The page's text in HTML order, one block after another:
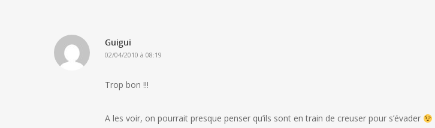
Guigui
02/04/2010 à 08:19
Trop bon !!!
A les voir, on pourrait presque penser qu’ils sont en train de creuser pour s’évader